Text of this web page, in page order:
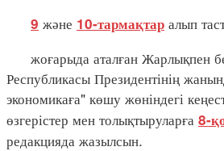
9 және 10-тармақтар алып
жоғарыда аталған Жарлықпен
Республикасы Президентінің
экономикаға" көшу жөніндегі
өзгерістер мен толықтыруларға 8-
редакцияда жазылсын.